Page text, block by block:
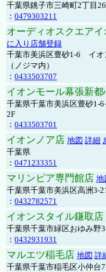
千葉県銚子市三崎町2丁目
： 0479303211
オーディオスクエア
に入り店舗登録
千葉市美浜区豊砂1-6 イ
（ノジマ内）
： 0433503707
イオンモール幕張新都
千葉県千葉市美浜区豊砂1-
2F
： 0433503701
イオンノア店 地図 詳細
千葉県
： 0471233351
マリンピア専門館店 地
千葉県千葉市美浜区高洲3-
： 0432782571
イオンスタイル鎌取店
千葉県千葉市緑区おゆみ野
： 0432931931
マルエツ稲毛店 地図 詳
千葉県千葉市稲毛区小仲台